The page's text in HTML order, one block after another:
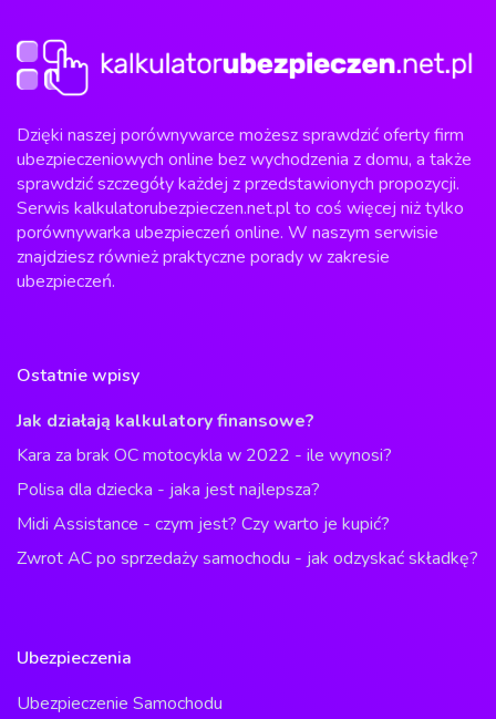
Dzięki naszej porównywarce możesz sprawdzić oferty firm
ubezpieczeniowych online bez wychodzenia z domu, a także
sprawdzić szczegóły każdej z przedstawionych propozycji.
Serwis kalkulatorubezpieczen.net.pl to coś więcej niż tylko
porównywarka ubezpieczeń online. W naszym serwisie
znajdziesz również praktyczne porady w zakresie
ubezpieczeń.
Ostatnie wpisy
Jak działają kalkulatory finansowe?
Kara za brak OC motocykla w 2022 - ile wynosi?
Polisa dla dziecka - jaka jest najlepsza?
Midi Assistance - czym jest? Czy warto je kupić?
Zwrot AC po sprzedaży samochodu - jak odzyskać składkę?
Ubezpieczenia
Ubezpieczenie Samochodu